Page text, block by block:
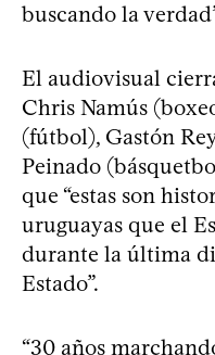
buscando la
El audiovisual
Chris Namús
(fútbol), Gastón
Peinado
que “estas son
uruguayas que el
durante la última
Estado”.
“30 años